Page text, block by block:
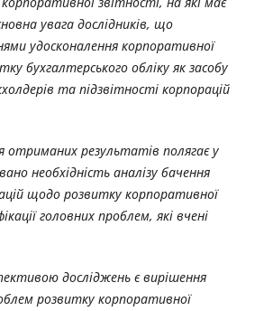
увага дослідників, що
удосконалення корпоративної
бухгалтерського обліку як засобу
та підзвітності корпорацій
отриманих результатів полягає у
необхідність аналізу бачення
щодо розвитку корпоративної
головних проблем, які вчені
досліджень є вирішення
розвитку корпоративної